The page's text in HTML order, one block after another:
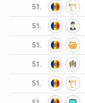
51.
51.
51.
51.
51.